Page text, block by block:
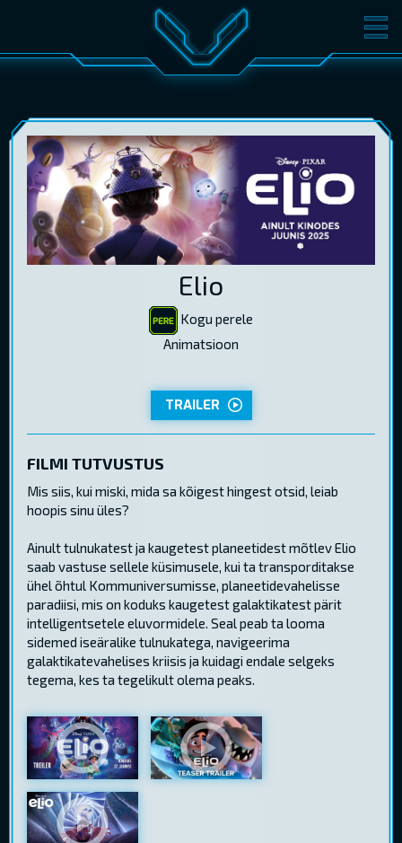
FILMID PILETID
KONVERENTS V-KLUBI
KINKEKAARDID
Elio
Kogu perele
Animatsioon
TRAILER
FILMI TUTVUSTUS
Mis siis, kui miski, mida sa kõigest hingest otsid, leiab
hoopis sinu üles?
Ainult tulnukatest ja kaugetest planeetidest mõtlev Elio
saab vastuse sellele küsimusele, kui ta transporditakse
ühel õhtul Kommuniversumisse, planeetidevahelisse
paradiisi, mis on koduks kaugetest galaktikatest pärit
intelligentsetele eluvormidele. Seal peab ta looma
sidemed iseäralike tulnukatega, navigeerima
galaktikatevahelises kriisis ja kuidagi endale selgeks
tegema, kes ta tegelikult olema peaks.